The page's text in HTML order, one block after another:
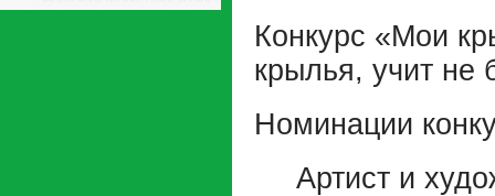
Конкурс «Мои
крылья, учит не
Номинации
Артист и